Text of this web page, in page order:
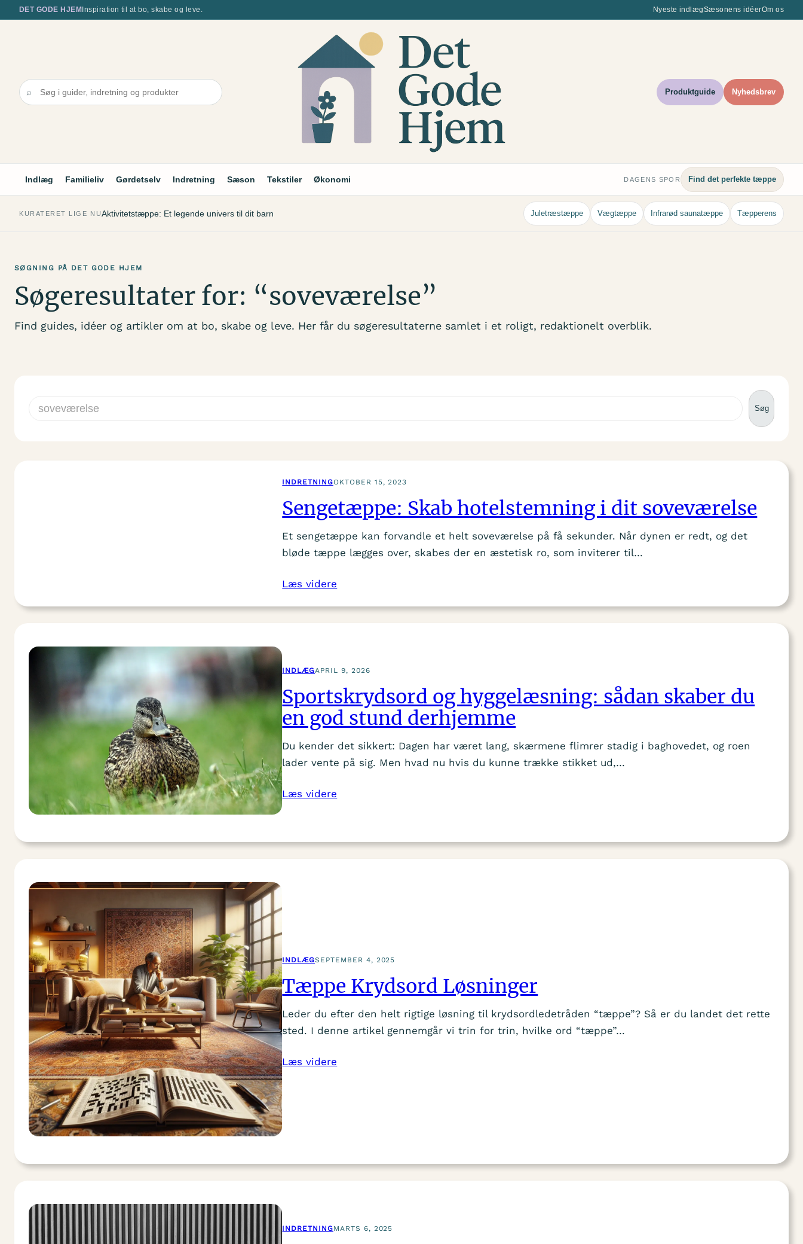
Spring
til
DET GODE HJEM Inspiration til at bo, skabe og leve. Nyeste indlægSæsonens idéerOm os
⌕ Produktguide Nyhedsbrev
Indlæg Familieliv Gørdetselv Indretning Sæson Tekstiler Økonomi DAGENS SPOR Find det perfekte tæppe
KURATERET LIGE NUAktivitetstæppe: Et legende univers til dit barn Juletræstæppe Vægtæppe Infrarød saunatæppe Tæpperens
SØGNING PÅ DET GODE HJEM
Søgeresultater for: “soveværelse”
Find guides, idéer og artikler om at bo, skabe og leve. Her får du søgeresultaterne samlet i et roligt, redaktionelt overblik.
Søg
INDRETNINGOKTOBER 15, 2023
Sengetæppe: Skab hotelstemning i dit soveværelse
Et sengetæppe kan forvandle et helt soveværelse på få sekunder. Når dynen er redt, og det
bløde tæppe lægges over, skabes der en æstetisk ro, som inviterer til…
Læs videre
INDLÆGAPRIL 9, 2026
Sportskrydsord og hyggelæsning: sådan skaber du
en god stund derhjemme
Du kender det sikkert: Dagen har været lang, skærmene flimrer stadig i baghovedet, og roen
lader vente på sig. Men hvad nu hvis du kunne trække stikket ud,…
Læs videre
INDLÆGSEPTEMBER 4, 2025
Tæppe Krydsord Løsninger
Leder du efter den helt rigtige løsning til krydsordledetråden “tæppe”? Så er du landet det rette
sted. I denne artikel gennemgår vi trin for trin, hvilke ord “tæppe”…
Læs videre
INDRETNINGMARTS 6, 2025